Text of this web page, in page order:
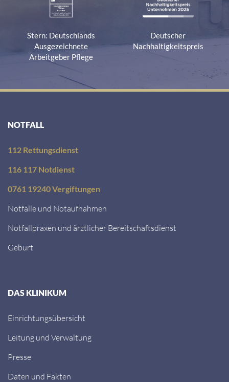
Stern: Deutschlands
Ausgezeichnete
Arbeitgeber Pflege
Deutscher
Nachhaltigkeitspreis
NOTFALL
112 Rettungsdienst
116 117 Notdienst
0761 19240 Vergiftungen
Notfälle und Notaufnahmen
Notfallpraxen und ärztlicher Bereitschaftsdienst
Geburt
DAS KLINIKUM
Einrichtungsübersicht
Leitung und Verwaltung
Presse
Daten und Fakten